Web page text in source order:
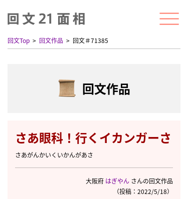
回文Top 回文作品 回文＃71385
回文作品
さあ眼科！行くイカンガーさ
さあがんかいくいかんがあさ
大阪府 はぎやん さんの回文作品
（投稿：2022/5/18）